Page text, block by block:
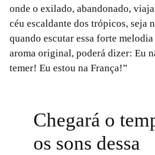
onde o exilado, abandonado,
céu escaldante dos trópicos, seja
quando escutar essa forte
aroma original, poderá dizer: Eu
temer! Eu estou na França!”
Chegará o
os sons dessa